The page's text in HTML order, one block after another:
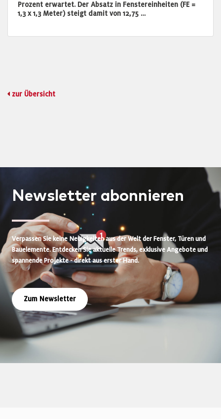
Prozent erwartet. Der Absatz in Fenstereinheiten (FE =
1,3 x 1,3 Meter) steigt damit von 12,75 …
zur Übersicht
Newsletter abonnieren
Verpassen Sie keine Neuigkeiten aus der Welt der Fenster, Türen und
Bauelemente. Entdecken Sie aktuelle Trends, exklusive Angebote und
spannende Projekte - direkt aus erster Hand.
Zum Newsletter